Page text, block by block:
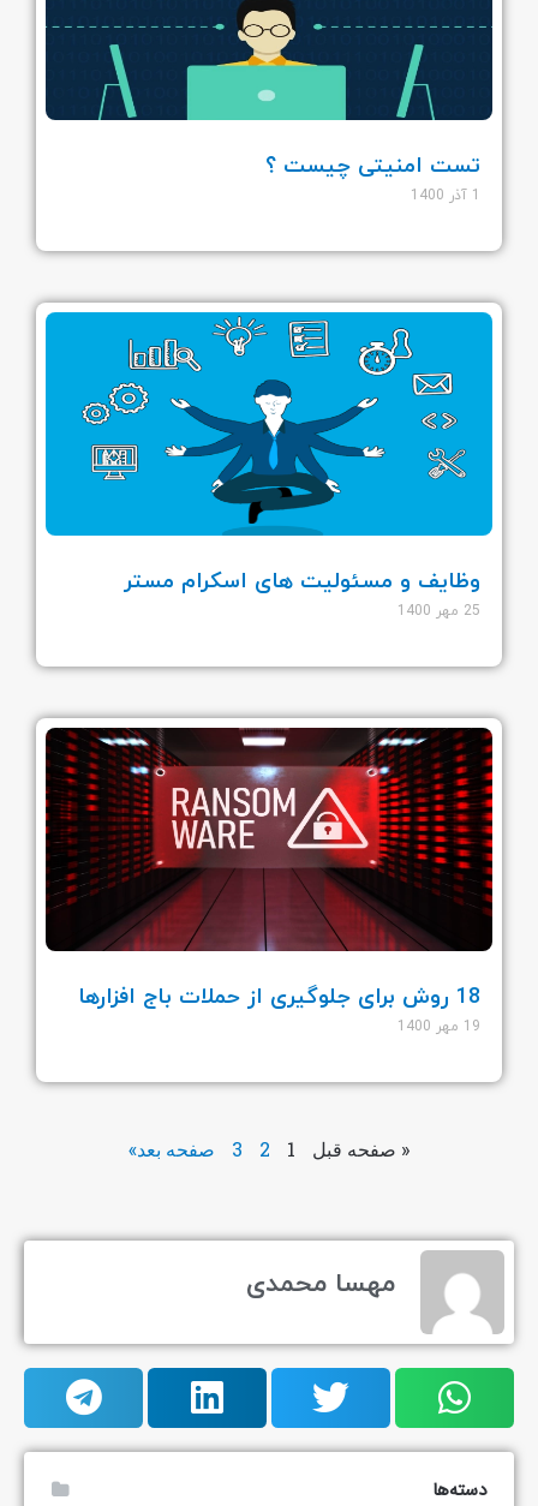
تست امنیتی چیست ؟
1 آذر 1400
وظایف و مسئولیت های اسکرام مستر
25 مهر 1400
18 روش برای جلوگیری از حملات باج افزارها
19 مهر 1400
« صفحه قبل 1
2
3 صفحه بعد»
مهسا محمدی
دسته‌ها